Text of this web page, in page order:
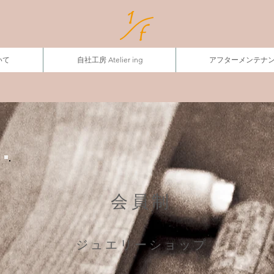
て 自社工房 Atelier ing アフターメンテナ
会員制
ジュエリーショップ